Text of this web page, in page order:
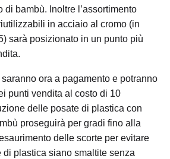
di bambù. Inoltre l’assortimento
in acciaio al cromo (in
sarà posizionato in un punto più
ora a pagamento e potranno
punti vendita al costo di 10
delle posate di plastica con
proseguirà per gradi fino alla
delle scorte per evitare
plastica siano smaltite senza